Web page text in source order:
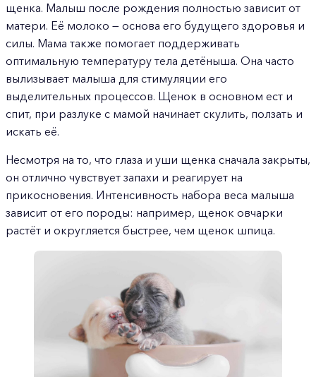
щенка. Малыш после рождения полностью зависит от
матери. Её молоко — основа его будущего здоровья и
силы. Мама также помогает поддерживать
оптимальную температуру тела детёныша. Она часто
вылизывает малыша для стимуляции его
выделительных процессов. Щенок в основном ест и
спит, при разлуке с мамой начинает скулить, ползать и
искать её.
Несмотря на то, что глаза и уши щенка сначала закрыты,
он отлично чувствует запахи и реагирует на
прикосновения. Интенсивность набора веса малыша
зависит от его породы: например, щенок овчарки
растёт и округляется быстрее, чем щенок шпица.